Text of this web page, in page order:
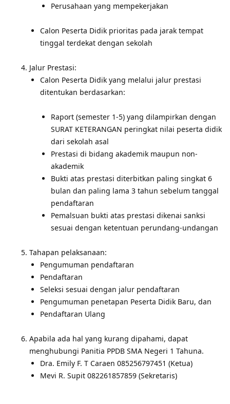
Perusahaan yang mempekerjakan
Calon Peserta Didik prioritas pada jarak tempat
tinggal terdekat dengan sekolah
Jalur Prestasi:
Calon Peserta Didik yang melalui jalur prestasi
ditentukan berdasarkan:
Raport (semester 1-5) yang dilampirkan dengan
SURAT KETERANGAN peringkat nilai peserta didik
dari sekolah asal
Prestasi di bidang akademik maupun non-
akademik
Bukti atas prestasi diterbitkan paling singkat 6
bulan dan paling lama 3 tahun sebelum tanggal
pendaftaran
Pemalsuan bukti atas prestasi dikenai sanksi
sesuai dengan ketentuan perundang-undangan
Tahapan pelaksanaan:
Pengumuman pendaftaran
Pendaftaran
Seleksi sesuai dengan jalur pendaftaran
Pengumuman penetapan Peserta Didik Baru, dan
Pendaftaran Ulang
Apabila ada hal yang kurang dipahami, dapat
menghubungi Panitia PPDB SMA Negeri 1 Tahuna.
Dra. Emily F. T Caraen 085256797451 (Ketua)
Mevi R. Supit 082261857859 (Sekretaris)